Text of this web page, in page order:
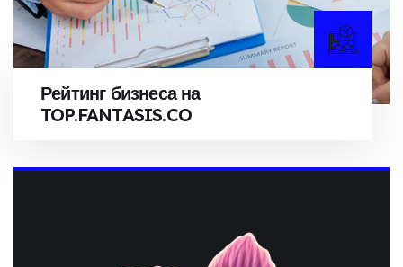
Рейтинг бизнеса на
TOP.FANTASIS.CO